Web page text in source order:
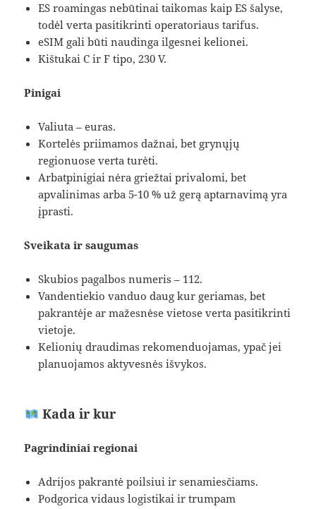
ES roamingas nebūtinai taikomas kaip ES šalyse,
todėl verta pasitikrinti operatoriaus tarifus.
eSIM gali būti naudinga ilgesnei kelionei.
Kištukai C ir F tipo, 230 V.
Pinigai
Valiuta – euras.
Kortelės priimamos dažnai, bet grynųjų
regionuose verta turėti.
Arbatpinigiai nėra griežtai privalomi, bet
apvalinimas arba 5-10 % už gerą aptarnavimą yra
įprasti.
Sveikata ir saugumas
Skubios pagalbos numeris – 112.
Vandentiekio vanduo daug kur geriamas, bet
pakrantėje ar mažesnėse vietose verta pasitikrinti
vietoje.
Kelionių draudimas rekomenduojamas, ypač jei
planuojamos aktyvesnės išvykos.
Kada ir kur
Pagrindiniai regionai
Adrijos pakrantė poilsiui ir senamiesčiams.
Podgorica vidaus logistikai ir trumpam